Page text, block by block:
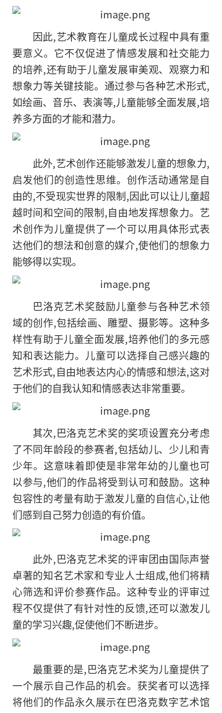
因此,艺术教育在儿童成长过程中具有重
要意义。它不仅促进了情感发展和社交能力
的培养,还有助于儿童发展审美观、观察力和
想象力等关键技能。通过参与各种艺术形式,
如绘画、音乐、表演等,儿童能够全面发展,培
养多方面的才能和潜力。
此外,艺术创作还能够激发儿童的想象力,
启发他们的创造性思维。创作活动通常是自
由的,不受现实世界的限制,因此可以让儿童超
越时间和空间的限制,自由地发挥想象力。艺
术创作为儿童提供了一个可以用具体形式表
达他们的想法和创意的媒介,使他们的想象力
能够得以实现。
巴洛克艺术奖鼓励儿童参与各种艺术领
域的创作,包括绘画、雕塑、摄影等。这种多
样性有助于儿童全面发展,培养他们的多元感
知和表达能力。儿童可以选择自己感兴趣的
艺术形式,自由地表达内心的情感和想法,这对
于他们的自我认知和情感表达非常重要。
其次,巴洛克艺术奖的奖项设置充分考虑
了不同年龄段的参赛者,包括幼儿、少儿和青
少年。这意味着即使是非常年幼的儿童也可
以参与,他们的作品将受到认可和鼓励。这种
包容性的考量有助于激发儿童的自信心,让他
们感到自己努力创造的有价值。
此外,巴洛克艺术奖的评审团由国际声誉
卓著的知名艺术家和专业人士组成,他们将精
心筛选和评价参赛作品。这种专业的评审过
程不仅提供了有针对性的反馈,还可以激发儿
童的学习兴趣,促使他们不断进步。
最重要的是,巴洛克艺术奖为儿童提供了
一个展示自己作品的机会。获奖者可以选择
将他们的作品永久展示在巴洛克数字艺术馆